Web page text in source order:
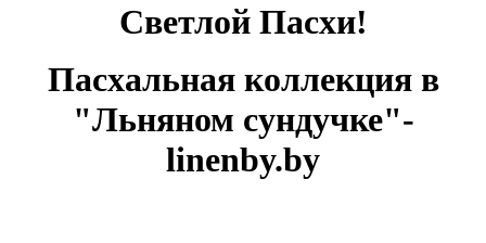
Светлой Пасхи!
Пасхальная коллекция в
"Льняном сундучке"-
linenby.by